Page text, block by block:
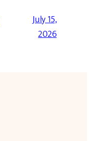
July 15,
2026